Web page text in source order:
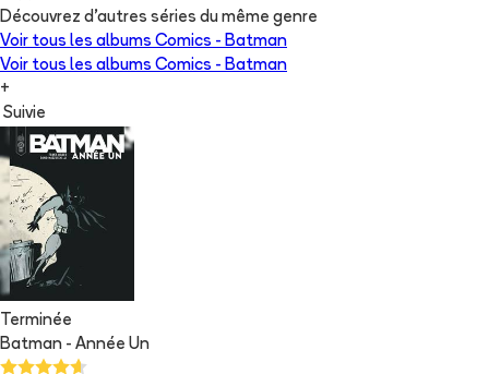
Découvrez d'autres séries du même genre
Voir tous les albums Comics - Batman
Voir tous les albums Comics - Batman
+
Suivie
Terminée
Batman - Année Un